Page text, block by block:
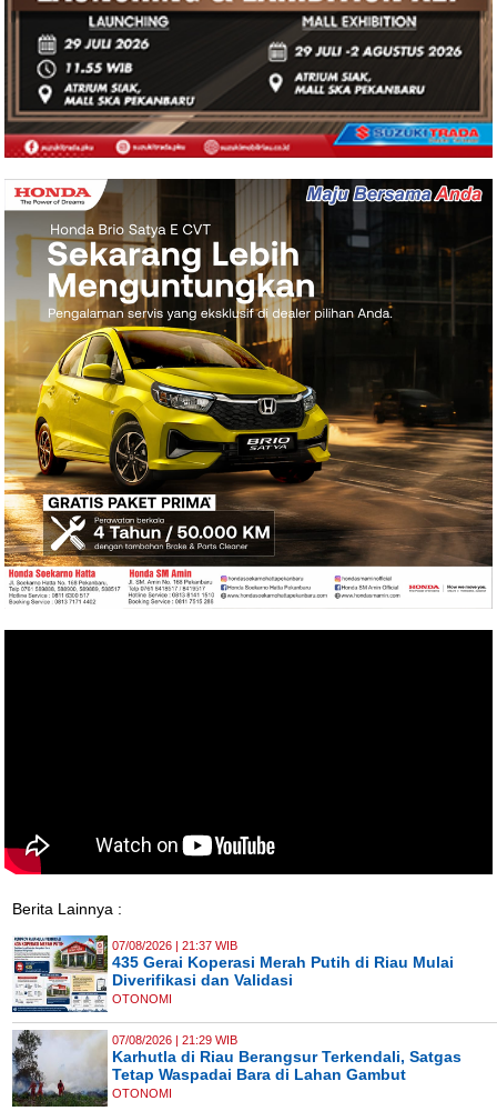
Berita Lainnya :
07/08/2026 | 21:37 WIB
435 Gerai Koperasi Merah Putih di Riau Mulai
Diverifikasi dan Validasi
OTONOMI
07/08/2026 | 21:29 WIB
Karhutla di Riau Berangsur Terkendali, Satgas
Tetap Waspadai Bara di Lahan Gambut
OTONOMI